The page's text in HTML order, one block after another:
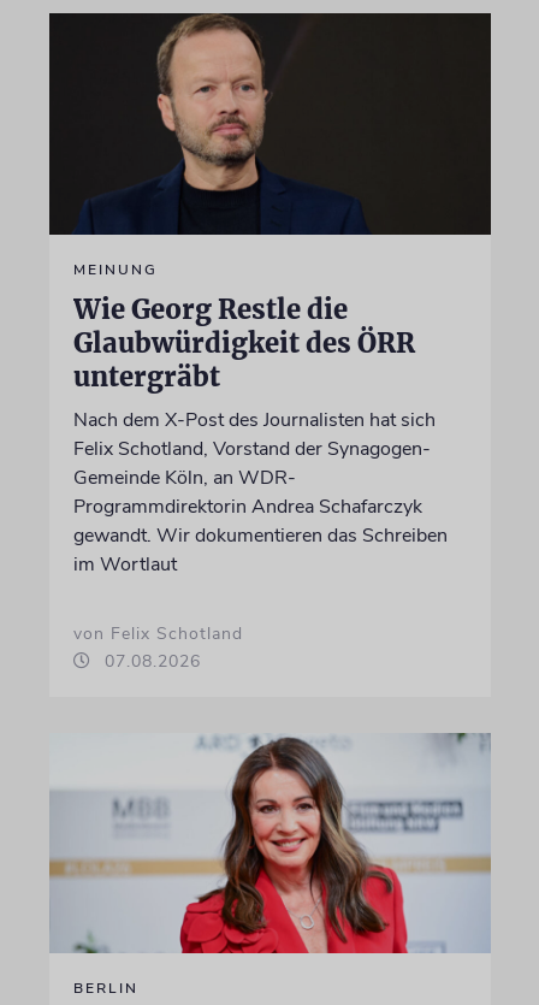
MEINUNG
Wie Georg Restle die
Glaubwürdigkeit des ÖRR
untergräbt
Nach dem X-Post des Journalisten hat sich
Felix Schotland, Vorstand der Synagogen-
Gemeinde Köln, an WDR-
Programmdirektorin Andrea Schafarczyk
gewandt. Wir dokumentieren das Schreiben
im Wortlaut
von Felix Schotland
07.08.2026
BERLIN